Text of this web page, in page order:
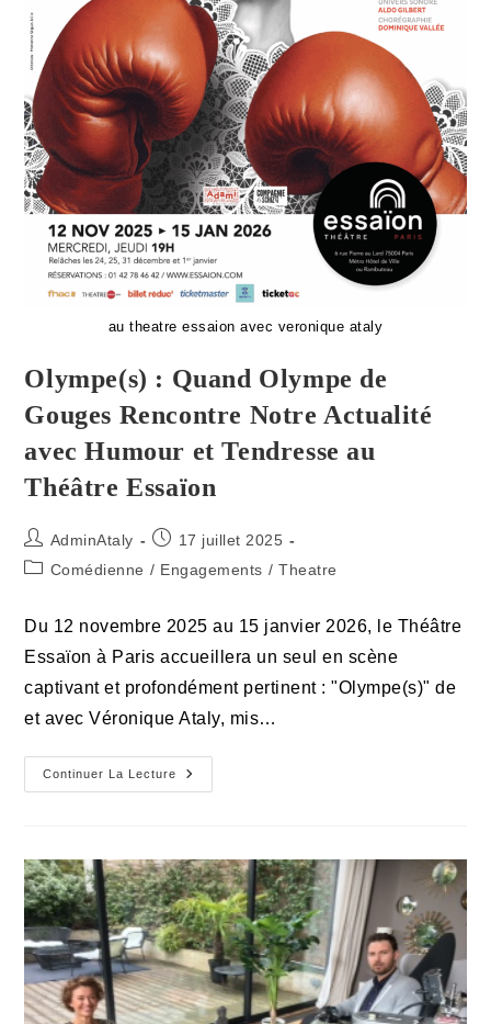
au theatre essaion avec veronique ataly
Olympe(s) : Quand Olympe de
Gouges Rencontre Notre Actualité
avec Humour et Tendresse au
Théâtre Essaïon
Auteur/autrice
de
AdminAtaly
Publication
publiée :
17 juillet 2025
PostComédienne / Engagements / Theatre
Du 12 novembre 2025 au 15 janvier 2026, le Théâtre
Essaïon à Paris accueillera un seul en scène
captivant et profondément pertinent : "Olympe(s)" de
et avec Véronique Ataly, mis…
Continuer La Lecture
Olympe(s)
:
Rencontre
Notre
Actualité
Avec
Humour
Et
Tendresse
Au
Théâtre
Essaïon